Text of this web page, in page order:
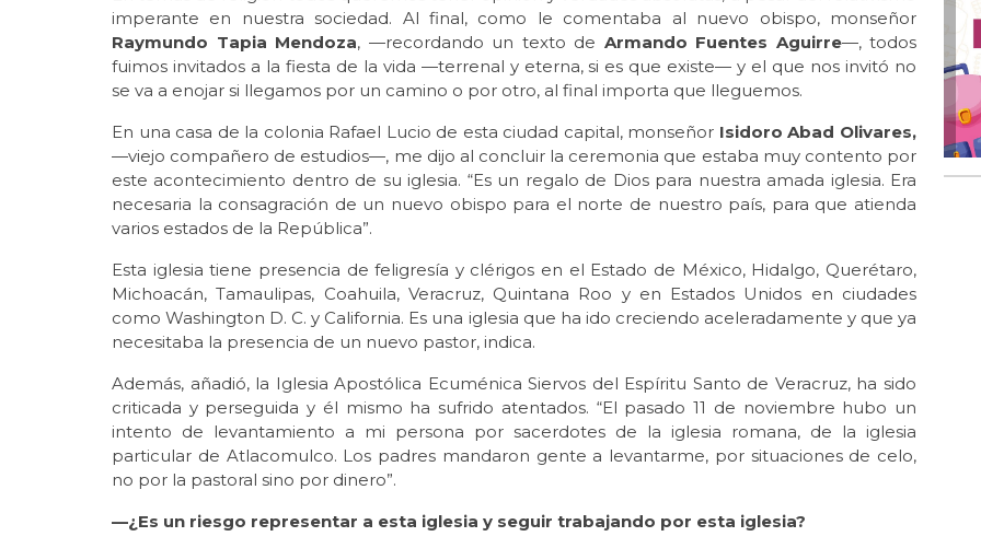
imperante en nuestra sociedad. Al final, como le comentaba al nuevo obispo, monseñor
Raymundo Tapia Mendoza, —recordando un texto de Armando Fuentes Aguirre—, todos
fuimos invitados a la fiesta de la vida —terrenal y eterna, si es que existe— y el que nos invitó no
se va a enojar si llegamos por un camino o por otro, al final importa que lleguemos.
En una casa de la colonia Rafael Lucio de esta ciudad capital, monseñor Isidoro Abad Olivares,
—viejo compañero de estudios—, me dijo al concluir la ceremonia que estaba muy contento por
este acontecimiento dentro de su iglesia. “Es un regalo de Dios para nuestra amada iglesia. Era
necesaria la consagración de un nuevo obispo para el norte de nuestro país, para que atienda
varios estados de la República”.
Esta iglesia tiene presencia de feligresía y clérigos en el Estado de México, Hidalgo, Querétaro,
Michoacán, Tamaulipas, Coahuila, Veracruz, Quintana Roo y en Estados Unidos en ciudades
como Washington D. C. y California. Es una iglesia que ha ido creciendo aceleradamente y que ya
necesitaba la presencia de un nuevo pastor, indica.
Además, añadió, la Iglesia Apostólica Ecuménica Siervos del Espíritu Santo de Veracruz, ha sido
criticada y perseguida y él mismo ha sufrido atentados. “El pasado 11 de noviembre hubo un
intento de levantamiento a mi persona por sacerdotes de la iglesia romana, de la iglesia
particular de Atlacomulco. Los padres mandaron gente a levantarme, por situaciones de celo,
no por la pastoral sino por dinero”.
—¿Es un riesgo representar a esta iglesia y seguir trabajando por esta iglesia?